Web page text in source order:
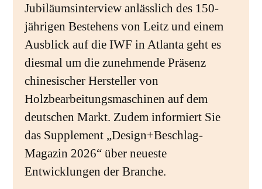
Jubiläumsinterview anlässlich des 150-
jährigen Bestehens von Leitz und einem
Ausblick auf die IWF in Atlanta geht es
diesmal um die zunehmende Präsenz
chinesischer Hersteller von
Holzbearbeitungsmaschinen auf dem
deutschen Markt. Zudem informiert Sie
das Supplement „Design+Beschlag-
Magazin 2026“ über neueste
Entwicklungen der Branche.